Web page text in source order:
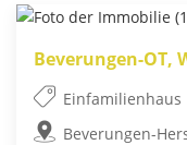
Beverungen-OT,
Einfamilienhaus
Beverungen-